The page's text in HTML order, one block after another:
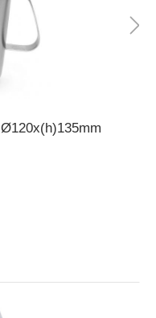
Messbecher Edelstahl 1 Liter - Ø120x(h)135mm